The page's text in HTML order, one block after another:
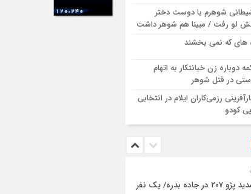
شوهرم با دوست دختر
لو رفت / مبینا هم شوهر داشت
های که نمی بخشند
دوباره زن خیانتکار به اتهام
در قتل شوهر
رزمی‌کاران ایلام در انتخابی
کودو
انحراف شدید پژو ۲۰۷ در جاده بدره/ یک نفر